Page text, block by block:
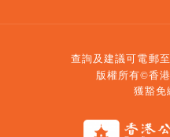
查詢及建議可電郵至
版權所有©香
獲豁免